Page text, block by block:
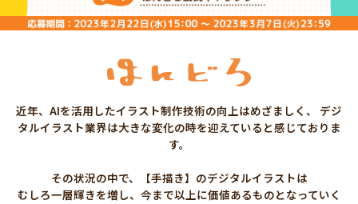
近年、AIを活用したイラスト制作技術の向上はめざましく、
デジ
タルイラスト業界は大きな変化の時を迎えていると感じておりま
す。
その状況の中で、【手描き】のデジタルイラストは
むしろ一層輝きを増し、 今まで以上に価値あるものとなっていく